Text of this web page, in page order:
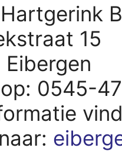
15
Eibergen
0545-